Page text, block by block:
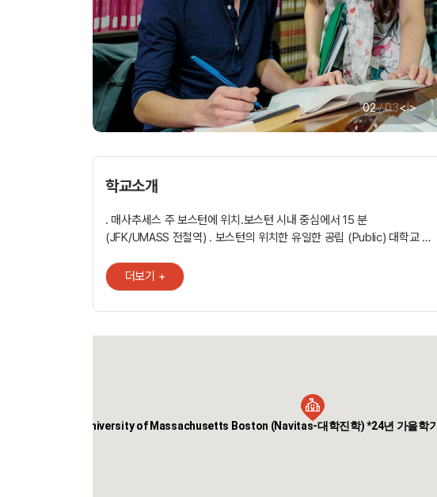
02/03<|>
학교소개
. 매사추세스 주 보스턴에 위치.보스턴 시내 중심에서 15 분
(JFK/UMASS 전철역) . 보스턴의 위치한 유일한 공립 (Public) 대학교 .
공공행정(Public Affairs) 74위, 임상심리 15위 . 인기 전공: 비즈니스,
심리학, 컴퓨터 공학, MBA 등 . 대학 캠퍼스 내 부설 영어 과정 제공 .
더보기 +
University of Massachusetts Boston (Navitas-대학진학) *24년 가을학